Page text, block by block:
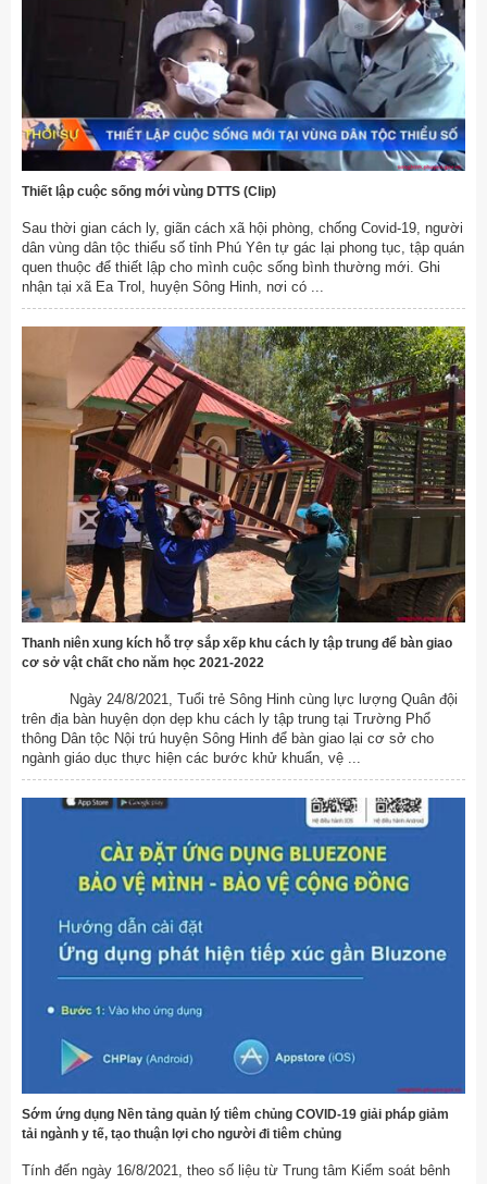
Thiết lập cuộc sống mới vùng DTTS (Clip)
Sau thời gian cách ly, giãn cách xã hội phòng, chống Covid-19, người
dân vùng dân tộc thiểu số tỉnh Phú Yên tự gác lại phong tục, tập quán
quen thuộc để thiết lập cho mình cuộc sống bình thường mới. Ghi
nhận tại xã Ea Trol, huyện Sông Hinh, nơi có ...
Thanh niên xung kích hỗ trợ sắp xếp khu cách ly tập trung để bàn giao
cơ sở vật chất cho năm học 2021-2022
Ngày 24/8/2021, Tuổi trẻ Sông Hinh cùng lực lượng Quân đội
trên địa bàn huyện dọn dẹp khu cách ly tập trung tại Trường Phổ
thông Dân tộc Nội trú huyện Sông Hinh để bàn giao lại cơ sở cho
ngành giáo dục thực hiện các bước khử khuẩn, vệ ...
Sớm ứng dụng Nền tảng quản lý tiêm chủng COVID-19 giải pháp giảm
tải ngành y tế, tạo thuận lợi cho người đi tiêm chủng
Tính đến ngày 16/8/2021, theo số liệu từ Trung tâm Kiểm soát bênh